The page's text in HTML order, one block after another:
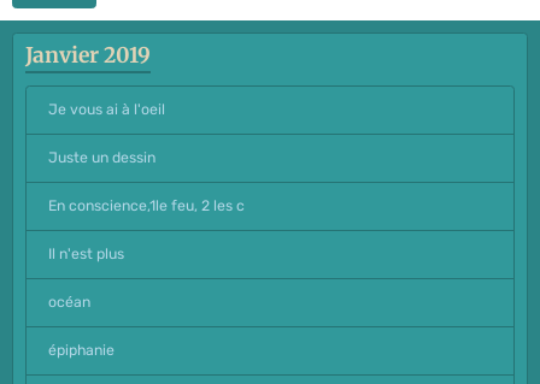
Janvier 2019
Je vous ai à l'oeil
Juste un dessin
En conscience,1le feu, 2 les c
Il n'est plus
océan
épiphanie